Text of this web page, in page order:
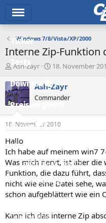
Ticker
Tests
Downloads
Preisvergleich
Forum
Aktuelles
Empfohlene Inhalte
Neue Beiträge
Neueste Aktivitäten
Leserartikel
Windows 7/8/Vista/XP/2000
Interne Zip-Funktion
E
s
t
e
e
r
Ash-Zayr
E
s
e
l
t
18. November
Ash-Zayr
Commander
18. November 2010
Hallo
Ich habe auf meinem win7
Was mich nervt, ist aber
Funktion, die dazu führt,
nicht wie eine Datei sehe,
schon aufgeblättert wie ein
Kann ich das interne Zip